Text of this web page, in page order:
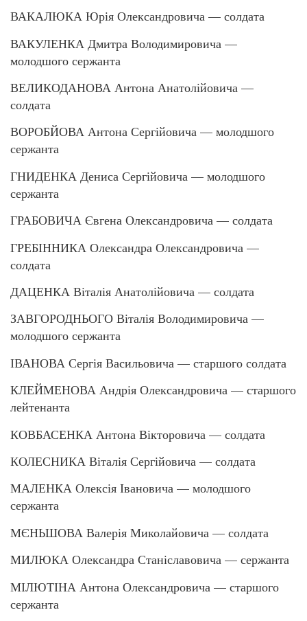
ВАКАЛЮКА Юрія Олександровича — солдата
ВАКУЛЕНКА Дмитра Володимировича —
молодшого сержанта
ВЕЛИКОДАНОВА Антона Анатолійовича —
солдата
ВОРОБЙОВА Антона Сергійовича — молодшого
сержанта
ГНИДЕНКА Дениса Сергійовича — молодшого
сержанта
ГРАБОВИЧА Євгена Олександровича — солдата
ГРЕБІННИКА Олександра Олександровича —
солдата
ДАЦЕНКА Віталія Анатолійовича — солдата
ЗАВГОРОДНЬОГО Віталія Володимировича —
молодшого сержанта
ІВАНОВА Сергія Васильовича — старшого солдата
КЛЕЙМЕНОВА Андрія Олександровича — старшого
лейтенанта
КОВБАСЕНКА Антона Вікторовича — солдата
КОЛЕСНИКА Віталія Сергійовича — солдата
МАЛЕНКА Олексія Івановича — молодшого
сержанта
МЄНЬШОВА Валерія Миколайовича — солдата
МИЛЮКА Олександра Станіславовича — сержанта
МІЛЮТІНА Антона Олександровича — старшого
сержанта